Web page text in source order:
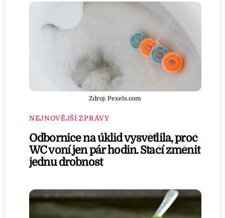
Zdroj: Pexels.com
NEJNOVĚJŠÍ ZPRÁVY
Odbornice na úklid vysvětlila, proč
WC voní jen pár hodin. Stačí změnit
jednu drobnost